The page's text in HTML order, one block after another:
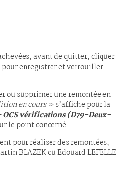
avant de quitter, cliquer
pour enregistrer et verrouiller
ou supprimer une remontée en
en cours »s’affiche pour la
OCS vérifications (D79-Deux-
le point concerné.
pour réaliser des remontées,
BLAZEK ou Edouard LEFELLE